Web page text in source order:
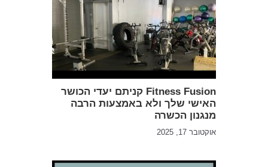
Fitness Fusion קניתם יעדי הכושר
האישי שלך ולא באמצעות הרבה
מנגנון הכשרה
אוקטובר 17, 2025